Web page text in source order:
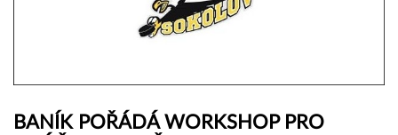
BANÍK POŘÁDÁ WORKSHOP PRO